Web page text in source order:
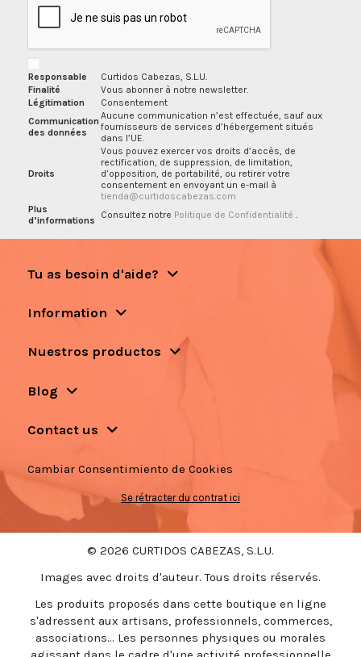
Responsable
Curtidos Cabezas, S.L.U.
Finalité
Vous abonner à notre newsletter.
Légitimation
Consentement
Communication
des données
Aucune communication n’est effectuée, sauf aux
fournisseurs de services d’hébergement situés
dans l’UE.
Droits
Vous pouvez exercer vos droits d’accès, de
rectification, de suppression, de limitation,
d’opposition, de portabilité, ou retirer votre
consentement en envoyant un e-mail à
tienda@curtidoscabezas.com
Plus
d’informations
Consultez notre Politique de Confidentialité .
Tu as besoin d'aide?
Information
Nuestros productos
Blog
Contact us
Cambiar Consentimiento de Cookies
Se rétracter du contrat ici
© 2026 CURTIDOS CABEZAS, S.L.U.
Images avec droits d'auteur. Tous droits réservés.
Les produits proposés dans cette boutique en ligne
s'adressent aux artisans, professionnels, commerces,
associations... Les personnes physiques ou morales